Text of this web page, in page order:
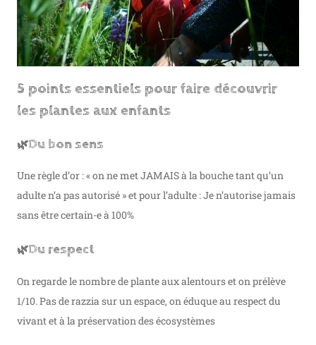
5 points essentiels pour faire découvrir
les plantes aux enfants
🌿Du bon sens
Une règle d’or : « on ne met JAMAIS à la bouche tant qu’un
adulte n’a pas autorisé » et pour l’adulte : Je n’autorise jamais
sans être certain-e à 100%
🌿Du respect
On regarde le nombre de plante aux alentours et on prélève
1/10. Pas de razzia sur un espace, on éduque au respect du
vivant et à la préservation des écosystèmes